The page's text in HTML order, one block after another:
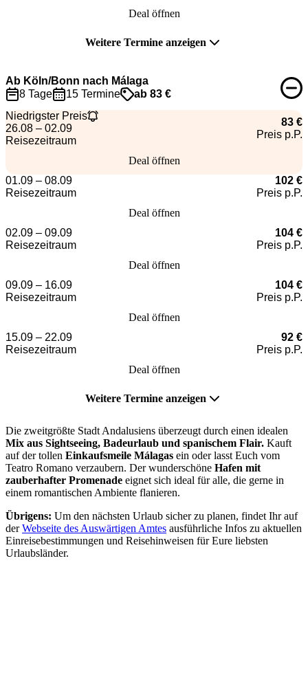
Deal öffnen
Weitere Termine anzeigen
Ab Köln/Bonn nach Málaga
8 Tage
15 Termine
ab 83 €
Niedrigster Preis
26.08 – 02.09
Reisezeitraum
83 €
Preis p.P.
Deal öffnen
01.09 – 08.09
Reisezeitraum
102 €
Preis p.P.
Deal öffnen
02.09 – 09.09
Reisezeitraum
104 €
Preis p.P.
Deal öffnen
09.09 – 16.09
Reisezeitraum
104 €
Preis p.P.
Deal öffnen
15.09 – 22.09
Reisezeitraum
92 €
Preis p.P.
Deal öffnen
Weitere Termine anzeigen
Die zweitgrößte Stadt Andalusiens überzeugt durch einen idealen
Mix aus Sightseeing, Badeurlaub und spanischem Flair. Kauft
auf der tollen Einkaufsmeile Málagas ein oder lasst Euch vom
Teatro Romano verzaubern. Der wunderschöne Hafen mit
zauberhafter Promenade eignet sich ideal für alle, die gerne in
einem romantischen Ambiente flanieren.
Übrigens: Um den nächsten Urlaub sicher zu planen, findet Ihr auf
derWebseite des Auswärtigen Amtes ausführliche Infos zu aktuellen
Einreisebestimmungen und Reisehinweisen für Eure liebsten
Urlaubsländer.